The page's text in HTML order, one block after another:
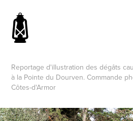
Reportage d'illustration des dégâts
à la Pointe du Dourven. Commande
Côtes-d'Armor